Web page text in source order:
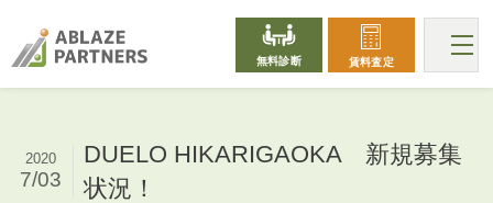
無料診断 賃料査定
DUELO HIKARIGAOKA 新規募集
状況！
2020
7/03